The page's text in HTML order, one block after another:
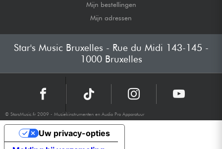
Mijn bestellingen
Mijn adressen
Star's Music Bruxelles - Rue du Midi 143-145 -
1000 Bruxelles
© StarsMusic.fr 2009 - Muziekinstrumenten en Audio Pro Apparatuur
Uw privacy-opties